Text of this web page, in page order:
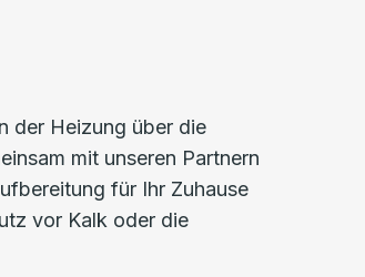
der Heizung über die
mit unseren Partnern
für Ihr Zuhause
vor Kalk oder die